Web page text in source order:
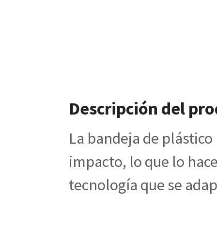
Descripción del
La bandeja de
impacto, lo que lo
tecnología que se